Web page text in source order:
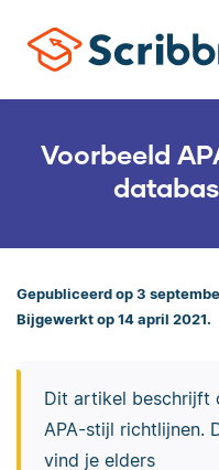
Voorbeeld
Gepubliceerd op 3
Bijgewerkt op 14 april 2021.
Dit artikel beschrijft
APA-stijl richtlijnen.
vind je elders